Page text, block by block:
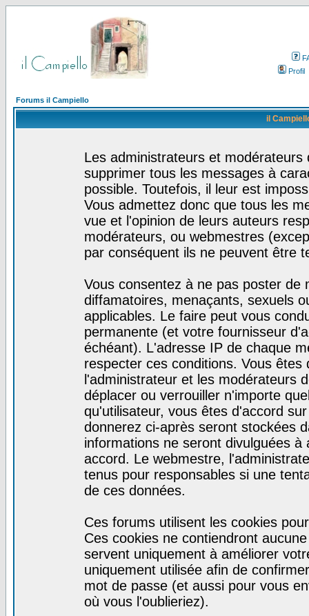
Profil
Forums il Campiello
il
Les administrateurs et
supprimer tous les messages à
possible. Toutefois, il leur est
Vous admettez donc que tous les
vue et l'opinion de leurs auteurs
modérateurs, ou webmestres
par conséquent ils ne peuvent être
Vous consentez à ne pas poster de
diffamatoires, menaçants, sexuels
applicables. Le faire peut vous
permanente (et votre fournisseur
échéant). L'adresse IP de chaque
respecter ces conditions. Vous
l'administrateur et les modérateurs
déplacer ou verrouiller n'importe
qu'utilisateur, vous êtes d'accord
donnerez ci-après seront stockées
informations ne seront divulguées
accord. Le webmestre,
tenus pour responsables si une
de ces données.
Ces forums utilisent les cookies
Ces cookies ne contiendront
servent uniquement à améliorer
uniquement utilisée afin de
mot de passe (et aussi pour vous
où vous l'oublieriez).